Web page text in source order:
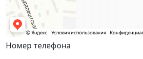
Номер телефона